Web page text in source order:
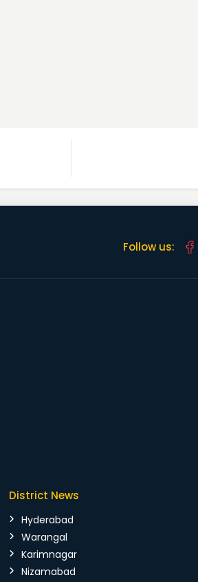
Follow us:
District News
Hyderabad
Warangal
Karimnagar
Nizamabad